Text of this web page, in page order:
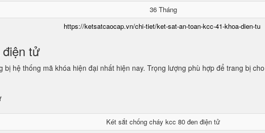
36 Tháng
https://ketsatcaocap.vn/chi-tiet/ket-sat-an-toan-kcc-41-khoa-dien-tu
tử
bị hệ thống mã khóa hiện đại nhất hiện nay. Trọng lượng phù hợp để trang bị
Két sắt chống cháy kcc 80 đen điện tử